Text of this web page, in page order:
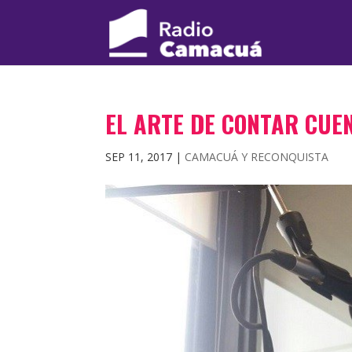
EL ARTE DE CONTAR
SEP 11, 2017 | CAMACUÁ Y RECONQUISTA